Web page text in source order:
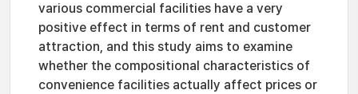
various commercial facilities have a very
positive effect in terms of rent and customer
attraction, and this study aims to examine
whether the compositional characteristics of
convenience facilities actually affect prices or